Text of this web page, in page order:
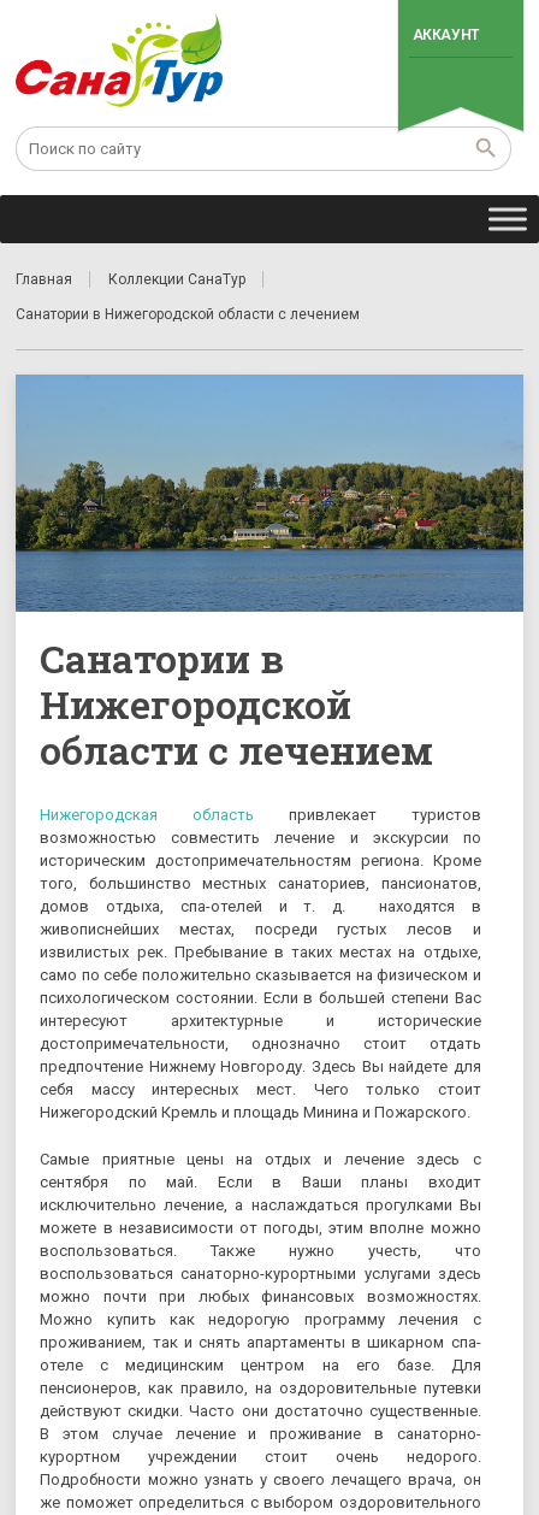
АККАУНТ
Главная Коллекции СанаТур
Санатории в Нижегородской области с лечением
Санатории в
Нижегородской
области с лечением
Нижегородская область привлекает туристов
возможностью совместить лечение и экскурсии по
историческим достопримечательностям региона. Кроме
того, большинство местных санаториев, пансионатов,
домов отдыха, спа-отелей и т. д. находятся в
живописнейших местах, посреди густых лесов и
извилистых рек. Пребывание в таких местах на отдыхе,
само по себе положительно сказывается на физическом и
психологическом состоянии. Если в большей степени Вас
интересуют архитектурные и исторические
достопримечательности, однозначно стоит отдать
предпочтение Нижнему Новгороду. Здесь Вы найдете для
себя массу интересных мест. Чего только стоит
Нижегородский Кремль и площадь Минина и Пожарского.
Самые приятные цены на отдых и лечение здесь с
сентября по май. Если в Ваши планы входит
исключительно лечение, а наслаждаться прогулками Вы
можете в независимости от погоды, этим вполне можно
воспользоваться. Также нужно учесть, что
воспользоваться санаторно-курортными услугами здесь
можно почти при любых финансовых возможностях.
Можно купить как недорогую программу лечения с
проживанием, так и снять апартаменты в шикарном спа-
отеле с медицинским центром на его базе. Для
пенсионеров, как правило, на оздоровительные путевки
действуют скидки. Часто они достаточно существенные.
В этом случае лечение и проживание в санаторно-
курортном учреждении стоит очень недорого.
Подробности можно узнать у своего лечащего врача, он
же поможет определиться с выбором оздоровительного